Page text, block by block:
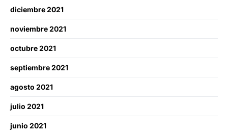
diciembre 2021
noviembre 2021
octubre 2021
septiembre 2021
agosto 2021
julio 2021
junio 2021